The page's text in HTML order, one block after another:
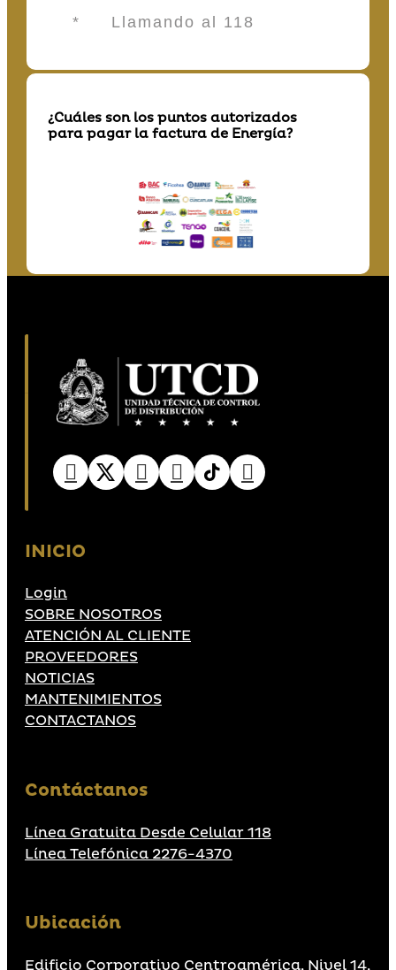
* Llamando al 118
¿Cuáles son los puntos autorizados
para pagar la factura de Energía?
INICIO
Login
SOBRE NOSOTROS
ATENCIÓN AL CLIENTE
PROVEEDORES
NOTICIAS
MANTENIMIENTOS
CONTACTANOS
Contáctanos
Línea Gratuita Desde Celular 118
Línea Telefónica 2276-4370
Ubicación
Edificio Corporativo Centroamérica, Nivel 14,